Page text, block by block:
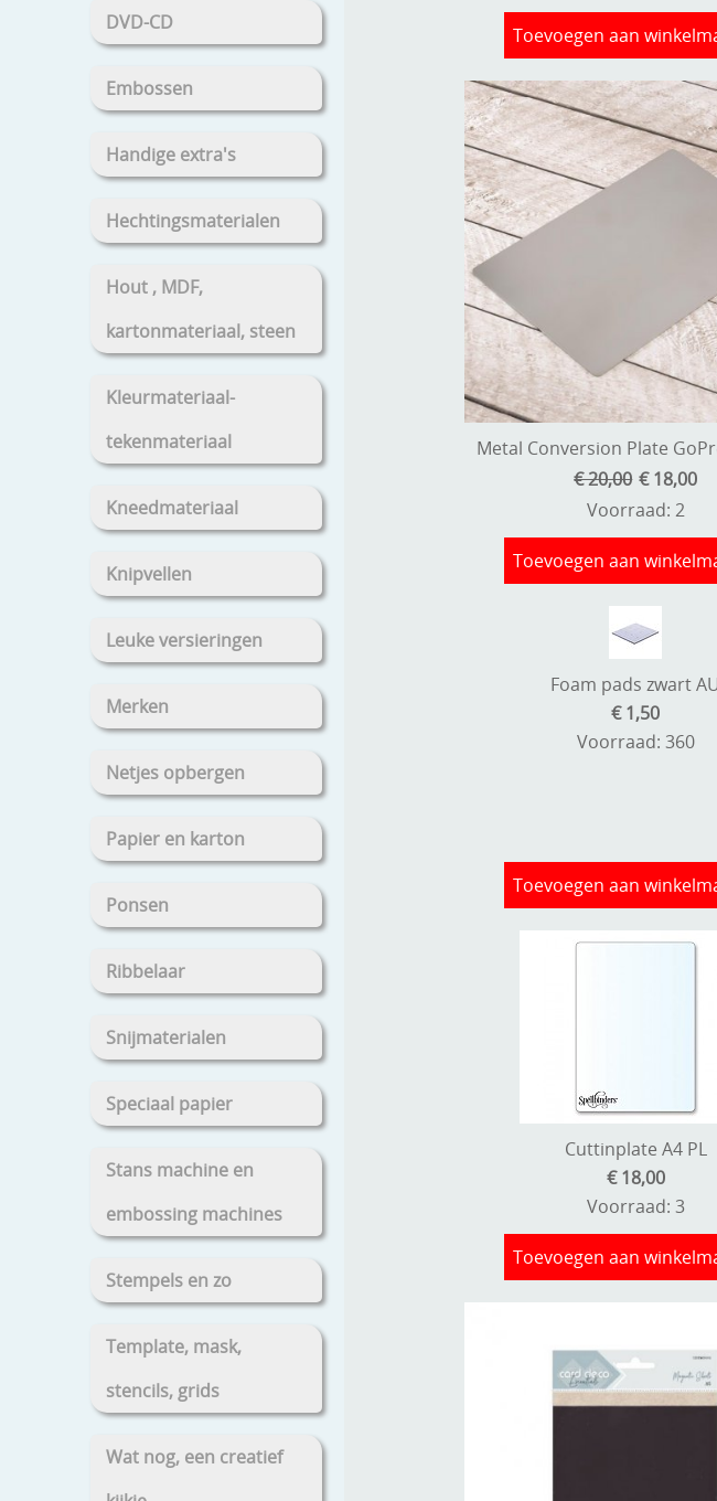
DVD-CD
Embossen
Handige extra's
Hechtingsmaterialen
Hout , MDF,
kartonmateriaal, steen
Kleurmateriaal-
tekenmateriaal
Kneedmateriaal
Knipvellen
Leuke versieringen
Merken
Netjes opbergen
Papier en karton
Ponsen
Ribbelaar
Snijmaterialen
Speciaal papier
Stans machine en
embossing machines
Stempels en zo
Template, mask,
stencils, grids
Wat nog, een creatief
Toevoegen aan
Metal Conversion Plate
€ 20,00 € 18,00
Voorraad: 2
Toevoegen aan
Foam pads zwart
€ 1,50
Voorraad: 360
Toevoegen aan
Cuttinplate A4 PL
€ 18,00
Voorraad: 3
Toevoegen aan